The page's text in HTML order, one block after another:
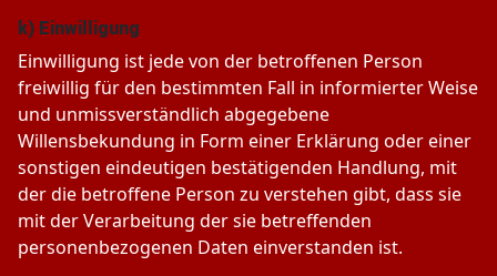
k) Einwilligung
Einwilligung ist jede von der betroffenen Person
freiwillig für den bestimmten Fall in informierter Weise
und unmissverständlich abgegebene
Willensbekundung in Form einer Erklärung oder einer
sonstigen eindeutigen bestätigenden Handlung, mit
der die betroffene Person zu verstehen gibt, dass sie
mit der Verarbeitung der sie betreffenden
personenbezogenen Daten einverstanden ist.